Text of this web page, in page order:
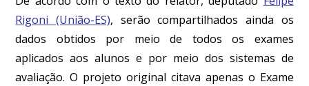
Rigoni (União-ES), serão compartilhados ainda os
dados obtidos por meio de todos os exames
aplicados aos alunos e por meio dos sistemas de
avaliação. O projeto original citava apenas o Exame